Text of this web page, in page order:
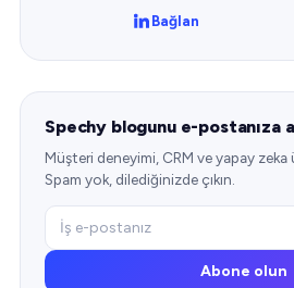
Bağlan
Spechy blogunu e-postanıza
Müşteri deneyimi, CRM ve yapay zeka
Spam yok, dilediğinizde çıkın.
Abone olun